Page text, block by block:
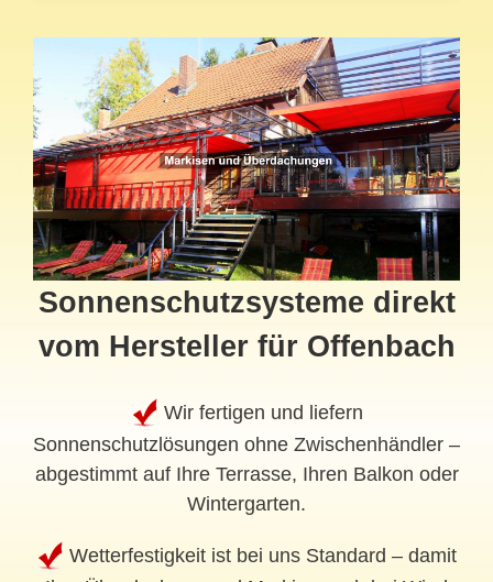
Sonnenschutzsysteme direkt
vom Hersteller für Offenbach
Wir fertigen und liefern
Sonnenschutzlösungen ohne Zwischenhändler –
abgestimmt auf Ihre Terrasse, Ihren Balkon oder
Wintergarten.
Wetterfestigkeit ist bei uns Standard – damit